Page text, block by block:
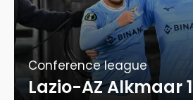
Conference league
Lazio-AZ Alkmaar